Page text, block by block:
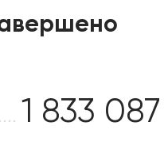
1 833